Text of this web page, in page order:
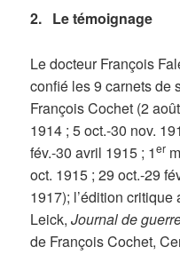
2. Le témoignage
Le docteur François
confié les 9 carnets de
François Cochet (2
1914 ; 5 oct.-30 nov.
fév.-30 avril 1915 ; 1er
oct. 1915 ; 29 oct.-29
1917); l’édition
Leick,Journal de
de François Cochet,